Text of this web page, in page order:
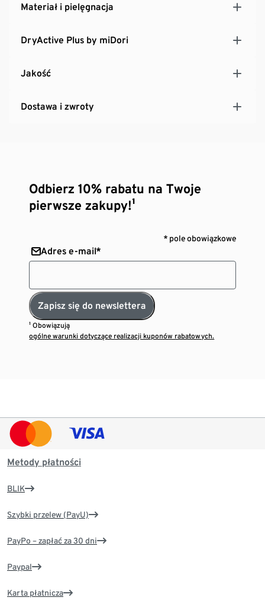
Materiał i pielęgnacja
DryActive Plus by miDori
Jakość
Dostawa i zwroty
Odbierz 10% rabatu na Twoje
pierwsze zakupy!¹
* pole obowiązkowe
Adres e-mail*
Zapisz się do newslettera
¹ Obowiązują
ogólne warunki dotyczące realizacji kuponów rabatowych.
Metody płatności
BLIK
Szybki przelew (PayU)
PayPo – zapłać za 30 dni
Paypal
Karta płatnicza